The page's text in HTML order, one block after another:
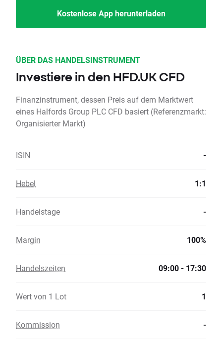
Kostenlose App herunterladen
ÜBER DAS HANDELSINSTRUMENT
Investiere in den HFD.UK CFD
Finanzinstrument, dessen Preis auf dem Marktwert
eines Halfords Group PLC CFD basiert (Referenzmarkt:
Organisierter Markt)
ISIN -
Hebel 1:1
Handelstage -
Margin 100%
Handelszeiten 09:00 - 17:30
Wert von 1 Lot 1
Kommission -